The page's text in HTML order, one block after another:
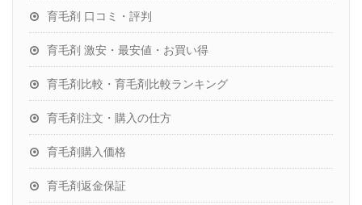
育毛剤 口コミ・評判
育毛剤 激安・最安値・お買い得
育毛剤比較・育毛剤比較ランキング
育毛剤注文・購入の仕方
育毛剤購入価格
育毛剤返金保証